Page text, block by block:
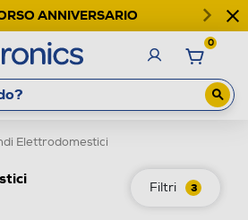
ANNIVERSARIO
0
Elettrodomestici
Filtri 3